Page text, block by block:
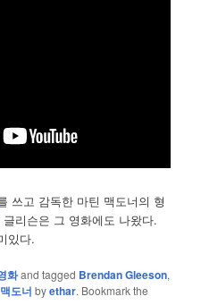
쓰고 감독한 마틴 맥도너의 형
글리슨은 그 영화에도 나왔다.
있다.
화and tagged Brendan Gleeson,
도너 byethar. Bookmark the